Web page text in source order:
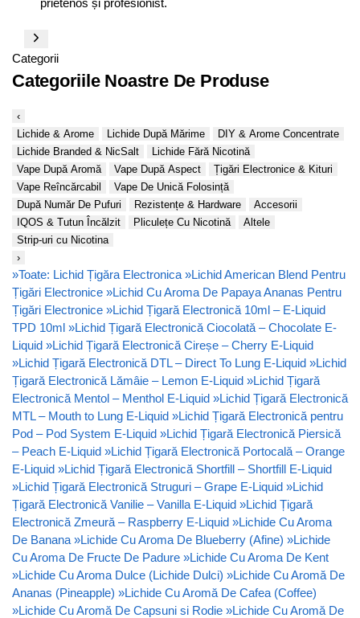
prietenos și profesionist.
Categorii
Categoriile Noastre De Produse
‹
Lichide & Arome
Lichide După Mărime
DIY & Arome Concentrate
Lichide Branded & NicSalt
Lichide Fără Nicotină
Vape După Aromă
Vape După Aspect
Țigări Electronice & Kituri
Vape Reîncărcabil
Vape De Unică Folosință
După Număr De Pufuri
Rezistențe & Hardware
Accesorii
IQOS & Tutun Încălzit
Pliculețe Cu Nicotină
Altele
Strip-uri cu Nicotina
›
»Toate: Lichid Țigăra Electronica »Lichid American Blend Pentru
Țigări Electronice »Lichid Cu Aroma De Papaya Ananas Pentru
Țigări Electronice »Lichid Țigară Electronică 10ml – E-Liquid
TPD 10ml »Lichid Țigară Electronică Ciocolată – Chocolate E-
Liquid »Lichid Țigară Electronică Cireșe – Cherry E-Liquid
»Lichid Țigară Electronică DTL – Direct To Lung E-Liquid »Lichid
Țigară Electronică Lămâie – Lemon E-Liquid »Lichid Țigară
Electronică Mentol – Menthol E-Liquid »Lichid Țigară Electronică
MTL – Mouth to Lung E-Liquid »Lichid Țigară Electronică pentru
Pod – Pod System E-Liquid »Lichid Țigară Electronică Piersică
– Peach E-Liquid »Lichid Țigară Electronică Portocală – Orange
E-Liquid »Lichid Țigară Electronică Shortfill – Shortfill E-Liquid
»Lichid Țigară Electronică Struguri – Grape E-Liquid »Lichid
Țigară Electronică Vanilie – Vanilla E-Liquid »Lichid Țigară
Electronică Zmeură – Raspberry E-Liquid »Lichide Cu Aroma
De Banana »Lichide Cu Aroma De Blueberry (Afine) »Lichide
Cu Aroma De Fructe De Padure »Lichide Cu Aroma De Kent
»Lichide Cu Aroma Dulce (Lichide Dulci) »Lichide Cu Aromă De
Ananas (Pineapple) »Lichide Cu Aromă De Cafea (Coffee)
»Lichide Cu Aromă De Capsuni si Rodie »Lichide Cu Aromă De